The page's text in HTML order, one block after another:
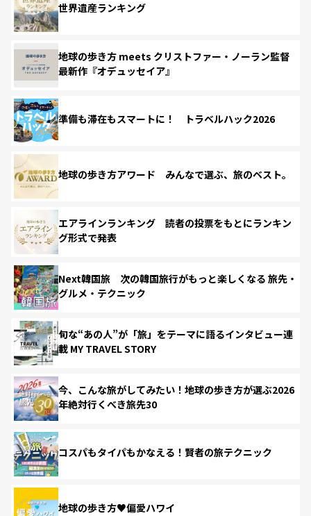
世界遺産ランキング
地球の歩き方 meets クリストファー・ノーラン監督
最新作『オデュッセイア』
準備も滞在もスマートに！ トラベルハック2026
地球の歩き方アワード みんなで選ぶ、旅のベスト。
エアラインランキング 読者の投票をもとにランキン
グ形式で発表
Next韓国旅 次の韓国旅行がもっと楽しくなる 旅先・
グルメ・テクニック
旬な“あの人”が「旅」をテーマに語るインタビュー連
載 MY TRAVEL STORY
今、こんな旅がしてみたい！地球の歩き方が選ぶ2026
年絶対行くべき旅先30
コスパもタイパもかなえる！賢者の旅テクニック
地球の歩き方♥偏愛ハワイ